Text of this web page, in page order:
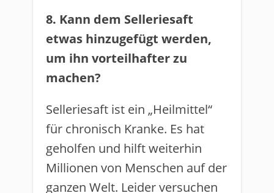
8. Kann dem Selleriesaft
etwas hinzugefügt werden,
um ihn vorteilhafter zu
machen?
Selleriesaft ist ein „Heilmittel“
für chronisch Kranke. Es hat
geholfen und hilft weiterhin
Millionen von Menschen auf der
ganzen Welt. Leider versuchen